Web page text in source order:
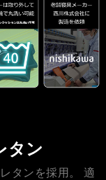
タン
タンを採用。
適